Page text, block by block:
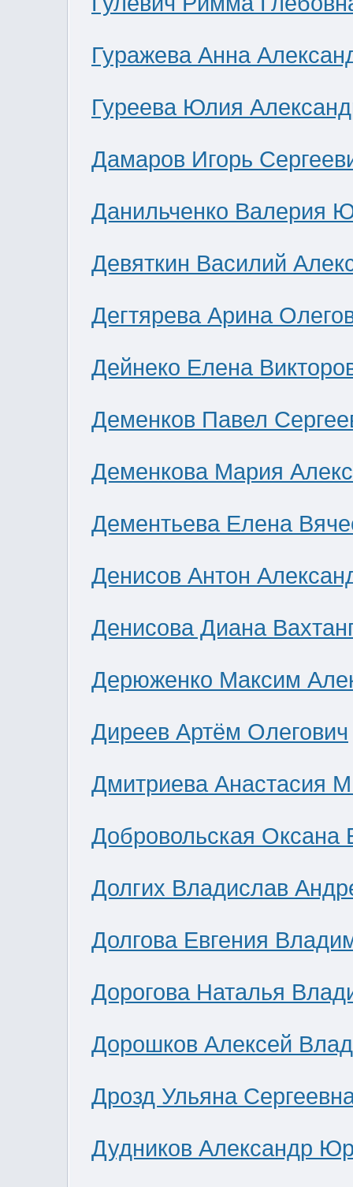
Гуражева Анна
Гуреева Юлия
Дамаров Игорь
Данильченко Валерия
Девяткин Василий
Дегтярева Арина
Дейнеко Елена
Деменков Павел
Деменкова Мария
Дементьева Елена
Денисов Антон
Денисова Диана
Дерюженко Максим
Диреев Артём Олегович
Дмитриева Анастасия
Добровольская Оксана
Долгих Владислав
Долгова Евгения
Дорогова Наталья
Дорошков Алексей
Дрозд Ульяна
Дудников Александр